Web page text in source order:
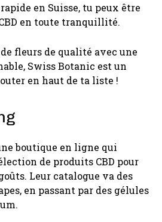
en Suisse, tu peux être
en toute tranquillité.
fleurs de qualité avec une
Swiss Botanic est un
en haut de ta liste !
boutique en ligne qui
de produits CBD pour
Leur catalogue va des
en passant par des gélules